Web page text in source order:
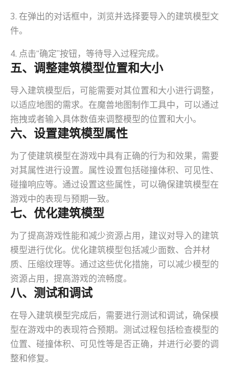
3. 在弹出的对话框中，浏览并选择要导入的建筑模型文
件。
4. 点击“确定”按钮，等待导入过程完成。
五、调整建筑模型位置和大小
导入建筑模型后，可能需要对其位置和大小进行调整，
以适应地图的需求。在魔兽地图制作工具中，可以通过
拖拽或者输入具体数值来调整模型的位置和大小。
六、设置建筑模型属性
为了使建筑模型在游戏中具有正确的行为和效果，需要
对其属性进行设置。属性设置包括碰撞体积、可见性、
碰撞响应等。通过设置这些属性，可以确保建筑模型在
游戏中的表现与预期一致。
七、优化建筑模型
为了提高游戏性能和减少资源占用，建议对导入的建筑
模型进行优化。优化建筑模型包括减少面数、合并材
质、压缩纹理等。通过这些优化措施，可以减少模型的
资源占用，提高游戏的流畅度。
八、测试和调试
在导入建筑模型完成后，需要进行测试和调试，确保模
型在游戏中的表现符合预期。测试过程包括检查模型的
位置、碰撞体积、可见性等是否正确，并进行必要的调
整和修复。